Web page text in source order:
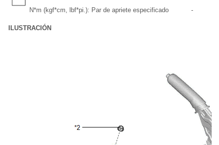
N*m (kgf*cm, lbf*pi.): Par de apriete especificado -
ILUSTRACIÓN